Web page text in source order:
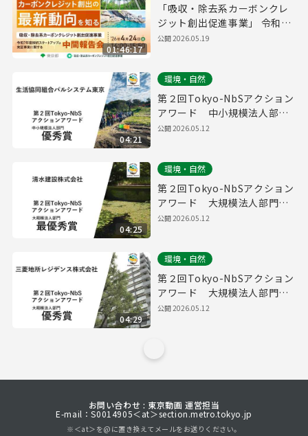
01:46:17
「吸収・除去系カーボンクレ
ジット創出促進事業」 令和7
年度採択スタートアップの中
公開2026.05.19
04:21
環境・自然
第２回Tokyo-NbSアクション
アワード 中小規模法人部
門 優秀賞取組紹介（生活協
公開2026.05.12
04:25
環境・自然
第２回Tokyo-NbSアクション
アワード 大規模法人部門
最優秀賞取組紹介（清水建設
公開2026.05.12
04:29
環境・自然
第２回Tokyo-NbSアクション
アワード 大規模法人部門
優秀賞取組紹介（三菱地所レ
公開2026.05.12
お問い合わせ : 東京動画 運営担当
E-mail：S0014905＜at＞section.metro.tokyo.jp
※＜at＞を@に置き換えてメールをお送りください。